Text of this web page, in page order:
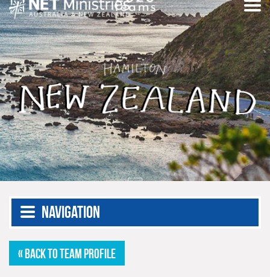
Navigation
« BACK TO TEAM PROFILE